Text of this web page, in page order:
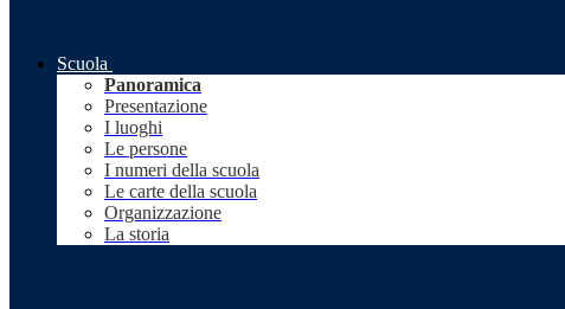
Scuola
Panoramica
Presentazione
I luoghi
Le persone
I numeri della scuola
Le carte della scuola
Organizzazione
La storia